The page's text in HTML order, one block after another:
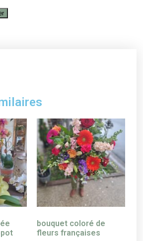
bouquet coloré de
fleurs françaises